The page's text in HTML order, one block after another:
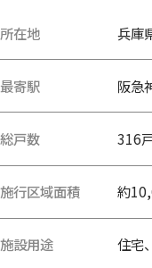
所在地 兵庫
最寄駅 阪急
総戸数 316
施行区域面積 約
施設用途 住宅